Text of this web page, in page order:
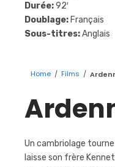
Durée:92′
Doublage: Français
Sous-titres:Anglais
Home / Films /
Un cambriolage
laisse son frère